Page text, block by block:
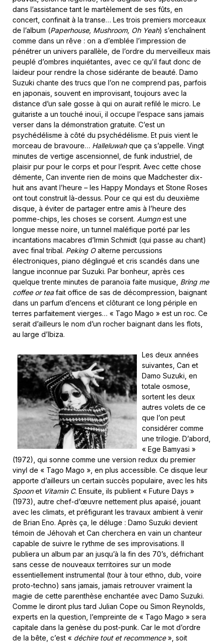
dans l’assistance tant le martèlement de ses fûts, en
concert, confinait à la transe… Les trois premiers morceaux
de l’album (Paperhouse, Mushroom, Oh Yeah) s’enchaînent
comme dans un rêve : on a d’emblée l’impression de
pénétrer un univers parallèle, de l’ordre du merveilleux mais
peuplé d’ombres inquiétantes, avec ce qu’il faut donc de
laideur pour rendre la chose sidérante de beauté. Damo
Suzuki chante des trucs que l’on ne comprend pas, parfois
en japonais, souvent en improvisant, toujours avec la
distance d’un sale gosse à qui on aurait refilé le micro. Le
guitariste a un touché inouï, il occupe l’espace sans jamais
verser dans la démonstration gratuite. C’est un
psychédélisme à côté du psychédélisme. Et puis vient le
morceau de bravoure… Halleluwahque ça s’appelle. Vingt
minutes de vertige ascensionnel, de funk industriel, de
plaisir pur pour le corps et pour l’esprit. Avec cette chose
démente, Can invente rien de moins que Madchester dix-
huit ans avant l’heure – les Happy Mondays et Stone Roses
ont tout construit là-dessus. Pour ce qui est du deuxième
disque, à éviter de partager entre amis à l’heure des
pomme-chips, les choses se corsent. Aumgnest une
longue messe noire, un tunnel maléfique porté par les
incantations macabres d’Irmin Schmidt (qui passe au chant)
avec final tribal. Peking Oalterne percussions
électroniques, piano déglingué et cris scandés dans une
langue inconnue par Suzuki. Par bonheur, après ces
quelque trente minutes de paranoïa faite musique, Bring me
coffee or teafait office de sas de décompression, baignant
dans un parfum d’encens et clôturant ce long périple en
terres parfaitement vierges… « Tago Mago » est un roc. Ce
serait d’ailleurs le nom d’un rocher baignant dans les flots,
au large d’Ibiza.
Les deux années
suivantes, Can et
Damo Suzuki, en
totale osmose,
sortent les deux
autres volets de ce
que l’on peut
considérer comme
une trilogie. D’abord,
« Ege Bamyasi »
(1972), qui sonne comme une version redux du premier
vinyl de « Tago Mago », en plus accessible. Ce disque leur
apporte d’ailleurs un certain succès populaire, avec les hits
Spoonet Vitamin C. Ensuite, ils publient « Future Days »
(1973), autre chef-d’œuvre nettement plus apaisé, jouant
avec les climats, et préfigurant les travaux ambient à venir
de Brian Eno. Après ça, le déluge : Damo Suzuki devient
témoin de Jéhovah et Can cherchera en vain un chanteur
capable de suivre le rythme de ses improvisations. Il
publiera un album par an jusqu’à la fin des 70’s, défrichant
sans cesse de nouveaux territoires sur un mode
essentiellement instrumental (tour à tour ethno, dub, voire
proto-techno) sans jamais, jamais retrouver vraiment la
magie de cette parenthèse enchantée avec Damo Suzuki.
Comme le diront plus tard Julian Cope ou Simon Reynolds,
experts en la question, l’empreinte de « Tago Mago » sera
capitale dans la genèse du post-punk. Car le mot d’ordre
de la bête, c’est « déchire tout et recommence», soit